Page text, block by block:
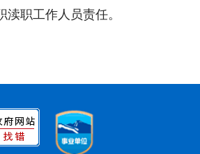
职工作人员责任。